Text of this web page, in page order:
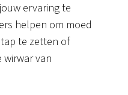
ervaring te
helpen om moed
te zetten of
van